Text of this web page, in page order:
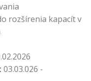
rozšírenia kapacít v
03.03.026 -